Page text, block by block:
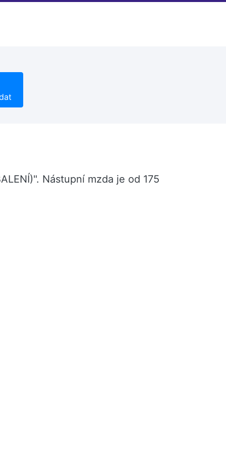
Nástupní mzda je od 175